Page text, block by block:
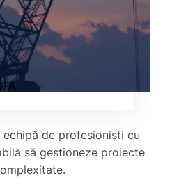
echipă de profesioniști cu
să gestioneze proiecte